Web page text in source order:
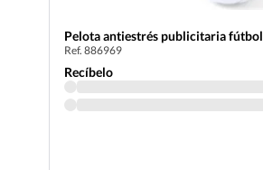
Pelota antiestrés publicitaria fútbol
Ref. 886969
Recíbelo